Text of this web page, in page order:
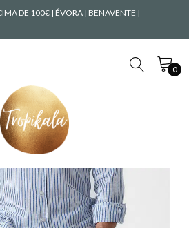
DE 100€ | ÉVORA | BENAVENTE |
0